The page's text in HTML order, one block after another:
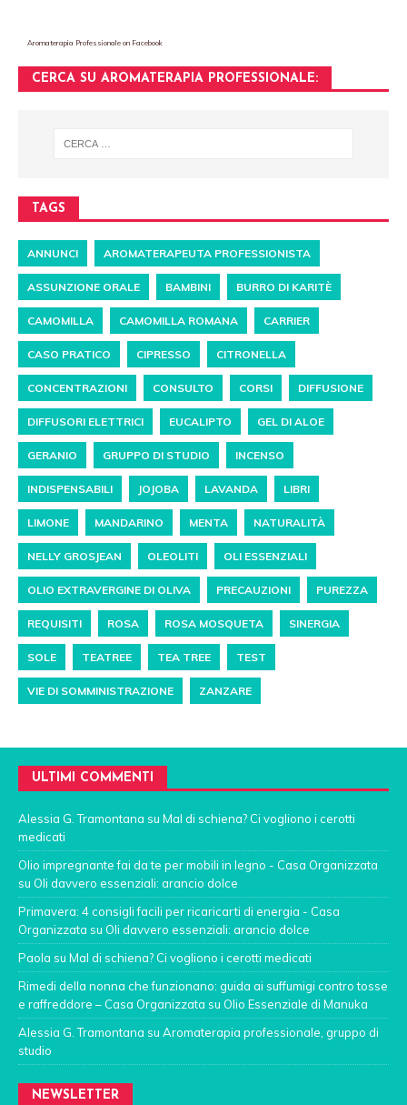
Aromaterapia Professionale on Facebook
CERCA SU AROMATERAPIA PROFESSIONALE:
TAGS
ANNUNCI AROMATERAPEUTA PROFESSIONISTA
ASSUNZIONE ORALE BAMBINI BURRO DI KARITÈ
CAMOMILLA CAMOMILLA ROMANA CARRIER
CASO PRATICO CIPRESSO CITRONELLA
CONCENTRAZIONI CONSULTO CORSI DIFFUSIONE
DIFFUSORI ELETTRICI EUCALIPTO GEL DI ALOE
GERANIO GRUPPO DI STUDIO INCENSO
INDISPENSABILI JOJOBA LAVANDA LIBRI
LIMONE MANDARINO MENTA NATURALITÀ
NELLY GROSJEAN OLEOLITI OLI ESSENZIALI
OLIO EXTRAVERGINE DI OLIVA PRECAUZIONI PUREZZA
REQUISITI ROSA ROSA MOSQUETA SINERGIA
SOLE TEATREE TEA TREE TEST
VIE DI SOMMINISTRAZIONE ZANZARE
ULTIMI COMMENTI
Alessia G. Tramontana su Mal di schiena? Ci vogliono i cerotti
medicati
Olio impregnante fai da te per mobili in legno - Casa Organizzata
su Oli davvero essenziali: arancio dolce
Primavera: 4 consigli facili per ricaricarti di energia - Casa
Organizzata su Oli davvero essenziali: arancio dolce
Paola su Mal di schiena? Ci vogliono i cerotti medicati
Rimedi della nonna che funzionano: guida ai suffumigi contro tosse
e raffreddore – Casa Organizzata su Olio Essenziale di Manuka
Alessia G. Tramontana su Aromaterapia professionale, gruppo di
studio
NEWSLETTER